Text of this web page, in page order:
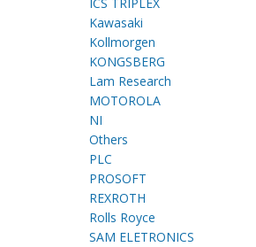
Kawasaki
Kollmorgen
KONGSBERG
Lam Research
MOTOROLA
NI
Others
PLC
PROSOFT
REXROTH
Rolls Royce
SAM ELETRONICS